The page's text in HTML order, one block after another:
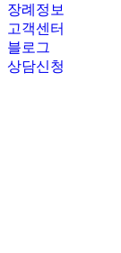
장례정보
고객센터
블로그
상담신청